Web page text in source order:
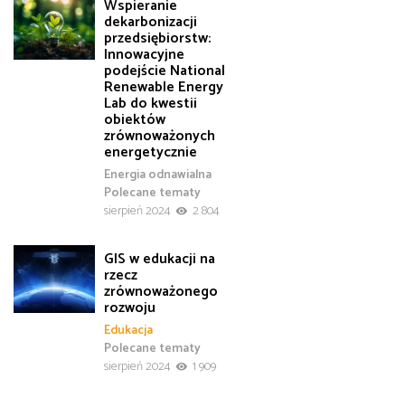
Wspieranie
dekarbonizacji
przedsiębiorstw:
Innowacyjne
podejście National
Renewable Energy
Lab do kwestii
obiektów
zrównoważonych
energetycznie
Energia odnawialna
Polecane tematy
sierpień 2024
2 804
GIS w edukacji na
rzecz
zrównoważonego
rozwoju
Edukacja
Polecane tematy
sierpień 2024
1 909